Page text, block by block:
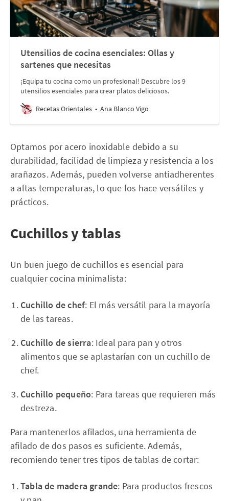
Utensilios de cocina esenciales: Ollas y
sartenes que necesitas
¡Equipa tu cocina como un profesional! Descubre los 9
utensilios esenciales para crear platos deliciosos.
Recetas Orientales
Ana Blanco Vigo
Optamos por acero inoxidable debido a su
durabilidad, facilidad de limpieza y resistencia a los
arañazos. Además, pueden volverse antiadherentes
a altas temperaturas, lo que los hace versátiles y
prácticos.
Cuchillos y tablas
Un buen juego de cuchillos es esencial para
cualquier cocina minimalista:
Cuchillo de chef: El más versátil para la mayoría
de las tareas.
Cuchillo de sierra: Ideal para pan y otros
alimentos que se aplastarían con un cuchillo de
chef.
Cuchillo pequeño: Para tareas que requieren más
destreza.
Para mantenerlos afilados, una herramienta de
afilado de dos pasos es suficiente. Además,
recomiendo tener tres tipos de tablas de cortar:
Tabla de madera grande: Para productos frescos